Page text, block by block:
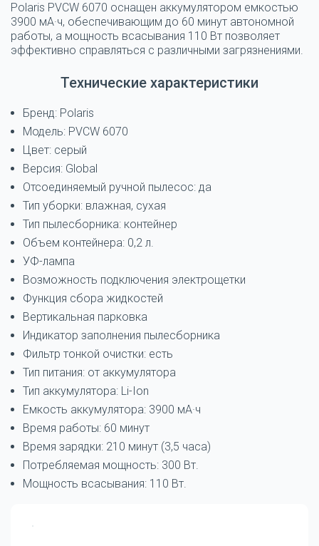
Polaris PVCW 6070 оснащен аккумулятором емкостью
3900 мА·ч, обеспечивающим до 60 минут автономной
работы, а мощность всасывания 110 Вт позволяет
эффективно справляться с различными загрязнениями.
Технические характеристики
Бренд: Polaris
Модель: PVCW 6070
Цвет: серый
Версия: Global
Отсоединяемый ручной пылесос: да
Тип уборки: влажная, сухая
Тип пылесборника: контейнер
Объем контейнера: 0,2 л.
УФ-лампа
Возможность подключения электрощетки
Функция сбора жидкостей
Вертикальная парковка
Индикатор заполнения пылесборника
Фильтр тонкой очистки: есть
Тип питания: от аккумулятора
Тип аккумулятора: Li-Ion
Емкость аккумулятора: 3900 мА·ч
Время работы: 60 минут
Время зарядки: 210 минут (3,5 часа)
Потребляемая мощность: 300 Вт.
Мощность всасывания: 110 Вт.